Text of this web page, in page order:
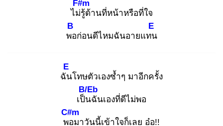
ไม่รู้
F#m
ด้านที่หน้าหรือที่ใจ
พอ
B
ก่อนดีไหมฉันอายแทน
E
ฉัน
E
โทษตัวเองซ้ำๆ มาอีกครั้ง
เป็น
B/Eb
ฉันเองที่ดีไม่พอ
พอ
C#m
มาวันนี้เข้าใจก็เลย อ๋อ!!